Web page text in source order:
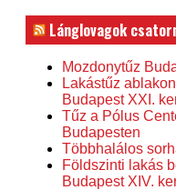
Lánglovagok
Mozdonytűz
Lakástűz
Budapest XXI.
Tűz a Pólus
Budapesten
Többhalálos
Földszinti lakás
Budapest XIV.